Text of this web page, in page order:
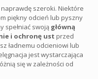
szeroki. Niektóre
piękny odcień lub pyszny
spełniać swoją główną
i ochronę ust przed
ładnemu odcieniowi lub
jest wystarczająca
się w zależności od